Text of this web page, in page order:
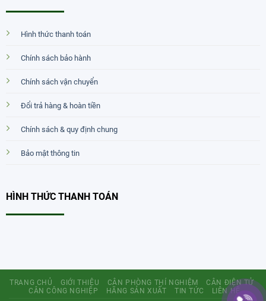
Hình thức thanh toán
Chính sách bảo hành
Chính sách vận chuyển
Đổi trả hàng & hoàn tiền
Chính sách & quy định chung
Bảo mật thông tin
HÌNH THỨC THANH TOÁN
TRANG CHỦ GIỚI THIỆU CÂN PHÒNG THÍ NGHIỆM
CÂN ĐIỆN TỬ
CÂN CÔNG NGHIỆP
HÃNG SẢN XUẤT TIN TỨC LIÊN HỆ